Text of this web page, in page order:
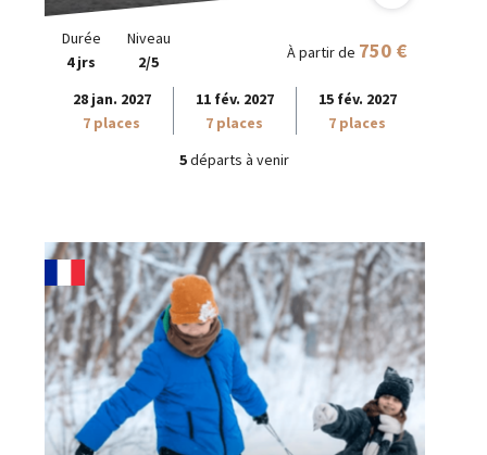
Durée
4 jrs
Niveau
2/5
À partir de 750 €
28 jan. 2027
7 places
11 fév. 2027
7 places
15 fév. 2027
7 places
5départs à venir